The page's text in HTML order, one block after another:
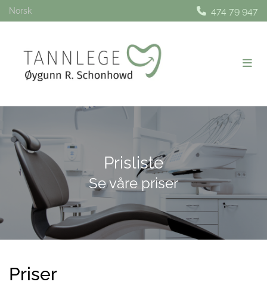
Norsk 474 79 947
Prisliste
Se våre priser
Priser